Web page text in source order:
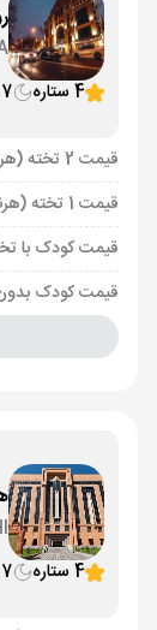
4 ستاره
7 شب
قیمت 2 تخته (هرنفر)
قیمت 1 تخته (هرنفر)
قیمت کودک با
قیمت کودک
4 ستاره
7 شب